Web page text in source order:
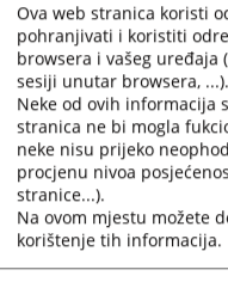
- Uvjerenje da se protiv
da ne postoji
osuđeno
postupku.
Izdaje se u pisarnici
Taksa: 15,00 KM
- Apostille pečat
Taksa: 10,00 KM
- Ovjera prevoda vrši se
Taksa: 10,00 KM
Ova web stranica koristi
pohranjivati i koristiti
browsera i vašeg uređaja
sesiji unutar browsera, ...).
Neke od ovih informacija
stranica ne bi mogla
neke nisu prijeko
procjenu nivoa
stranice...).
Na ovom mjestu možete
korištenje tih informacija.